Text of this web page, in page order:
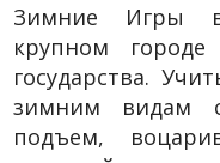
Зимние Игры
крупном
государства.
зимним видам
подъем,